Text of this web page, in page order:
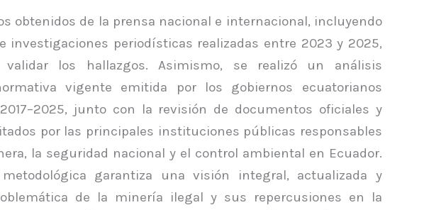
obtenidos de la prensa nacional e internacional, incluyendo
investigaciones periodísticas realizadas entre 2023 y 2025,
validar los hallazgos. Asimismo, se realizó un análisis
vigente emitida por los gobiernos ecuatorianos
junto con la revisión de documentos oficiales y
por las principales instituciones públicas responsables
la seguridad nacional y el control ambiental en Ecuador.
garantiza una visión integral, actualizada y
de la minería ilegal y sus repercusiones en la